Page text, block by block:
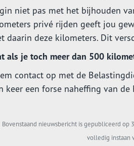
niet pas met het bijhouden
privé rijden geeft jou
daarin deze kilometers. Dit
als je toch meer dan 500
contact op met de
keer een forse naheffing van
Bovenstaand nieuwsbericht is gepubliceerd op
volledig instaan